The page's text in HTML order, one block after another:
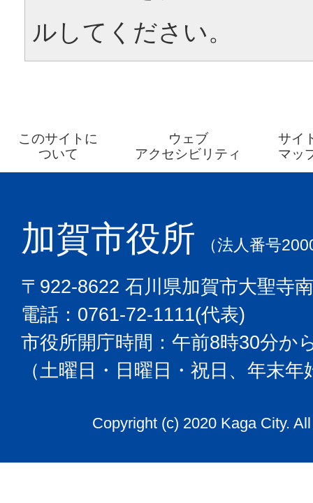
ルしてください。
このサイトに
ついて
ウェブ
アクセシビリティ
サイ
マッ
加賀市役所 （法人番号
〒922-8622 石川県加賀市大聖寺
電話：0761-72-1111(代表)
市役所開庁時間：午前8時30分か
（土曜日・日曜日・祝日、年末
Copyright (c) 2020 Kaga City.